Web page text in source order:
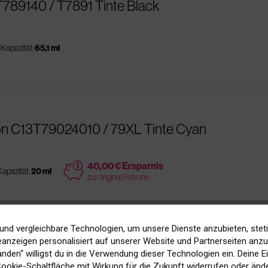
/ T7891 Tinte Black
Kapazität:65,1 ml
C13T79024010 / 79XL Tinte Cyan
20 ml price 40,00 € Ersparnis
zur original Patrone
C13T789240 / T7892 XXL Tinte Cyan
vergleichbare Technologien, um unsere Dienste anzubieten,
personalisiert auf unserer Website und Partnerseiten
willigst du in die Verwendung dieser Technologien ein. Deine